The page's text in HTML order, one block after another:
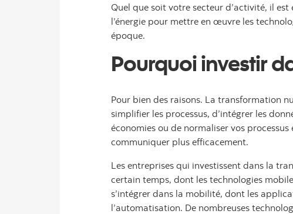
Quel que soit votre secteur d’activité, il
l’énergie pour mettre en œuvre les
époque.
Pourquoi investir
Pour bien des raisons. La transformation
simplifier les processus, d’intégrer les
économies ou de normaliser vos
communiquer plus efficacement.
Les entreprises qui investissent dans la
certain temps, dont les technologies
s’intégrer dans la mobilité, dont les
l’automatisation. De nombreuses